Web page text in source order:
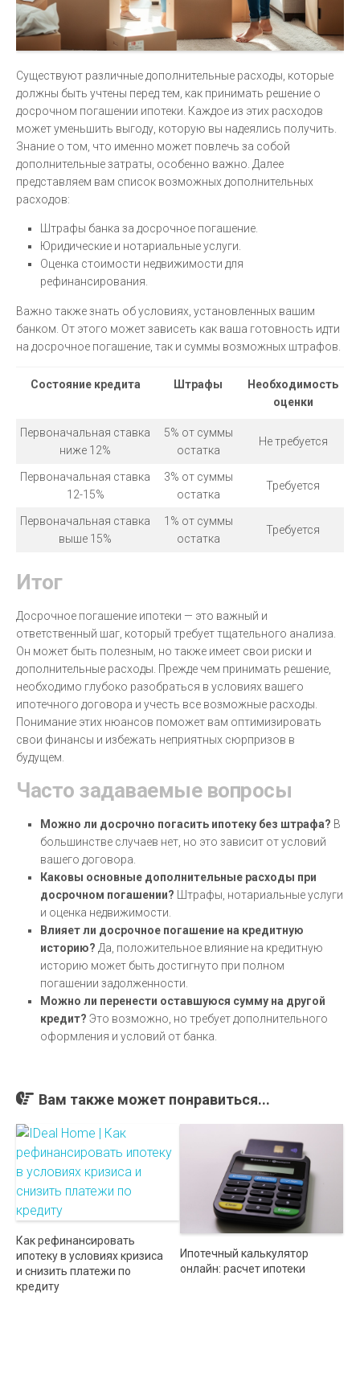
Существуют различные дополнительные расходы, которые
должны быть учтены перед тем, как принимать решение о
досрочном погашении ипотеки. Каждое из этих расходов
может уменьшить выгоду, которую вы надеялись получить.
Знание о том, что именно может повлечь за собой
дополнительные затраты, особенно важно. Далее
представляем вам список возможных дополнительных
расходов:
Штрафы банка за досрочное погашение.
Юридические и нотариальные услуги.
Оценка стоимости недвижимости для
рефинансирования.
Важно также знать об условиях, установленных вашим
банком. От этого может зависеть как ваша готовность идти
на досрочное погашение, так и суммы возможных штрафов.
Состояние кредита Штрафы
Необходимость
оценки
Первоначальная ставка
ниже 12%
5% от суммы
остатка
Не требуется
Первоначальная ставка
12-15%
3% от суммы
остатка
Требуется
Первоначальная ставка
выше 15%
1% от суммы
остатка
Требуется
Итог
Досрочное погашение ипотеки — это важный и
ответственный шаг, который требует тщательного анализа.
Он может быть полезным, но также имеет свои риски и
дополнительные расходы. Прежде чем принимать решение,
необходимо глубоко разобраться в условиях вашего
ипотечного договора и учесть все возможные расходы.
Понимание этих нюансов поможет вам оптимизировать
свои финансы и избежать неприятных сюрпризов в
будущем.
Часто задаваемые вопросы
Можно ли досрочно погасить ипотеку без штрафа? В
большинстве случаев нет, но это зависит от условий
вашего договора.
Каковы основные дополнительные расходы при
досрочном погашении? Штрафы, нотариальные услуги
и оценка недвижимости.
Влияет ли досрочное погашение на кредитную
историю? Да, положительное влияние на кредитную
историю может быть достигнуто при полном
погашении задолженности.
Можно ли перенести оставшуюся сумму на другой
кредит? Это возможно, но требует дополнительного
оформления и условий от банка.
Вам также может понравиться...
Как рефинансировать
ипотеку в условиях кризиса
и снизить платежи по
кредиту
Ипотечный калькулятор
онлайн: расчет ипотеки